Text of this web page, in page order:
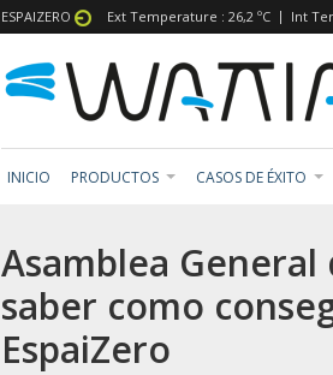
ESPAIZERO Ext Temperature : 26,2 ºC Int
INICIO PRODUCTOS CASOS DE ÉXITO
Asamblea General
saber como
EspaiZero